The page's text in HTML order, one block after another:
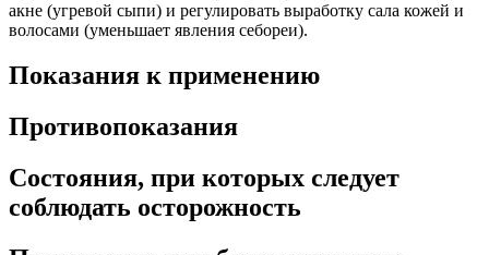
акне (угревой сыпи) и регулировать выработку сала кожей и
волосами (уменьшает явления себореи).
Показания к применению
Противопоказания
Состояния, при которых следует
соблюдать осторожность